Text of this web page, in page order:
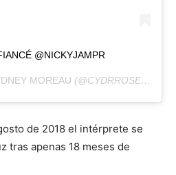
@NICKYJAMPR
MOREAU (@CYDRROSE) ON
de 2018 el intérprete se
tras apenas 18 meses de